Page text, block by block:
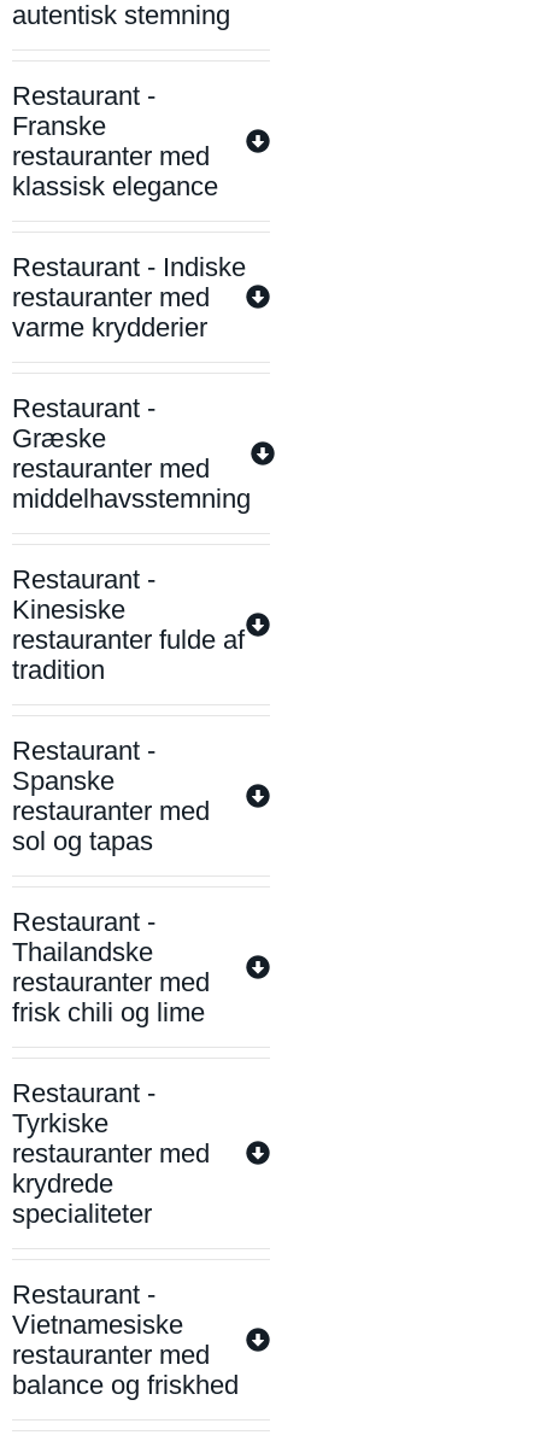
autentisk stemning
Restaurant -
Franske
restauranter med
klassisk elegance
Restaurant - Indiske
restauranter med
varme krydderier
Restaurant -
Græske
restauranter med
middelhavsstemning
Restaurant -
Kinesiske
restauranter fulde af
tradition
Restaurant -
Spanske
restauranter med
sol og tapas
Restaurant -
Thailandske
restauranter med
frisk chili og lime
Restaurant -
Tyrkiske
restauranter med
krydrede
specialiteter
Restaurant -
Vietnamesiske
restauranter med
balance og friskhed